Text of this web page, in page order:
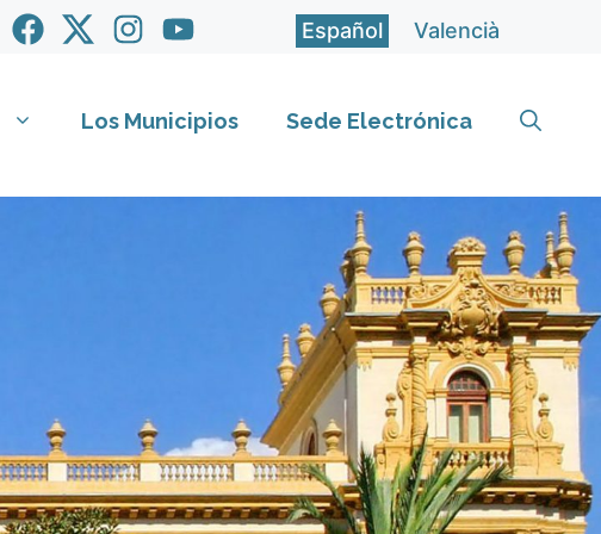
Español Valencià
Los Municipios Sede Electrónica